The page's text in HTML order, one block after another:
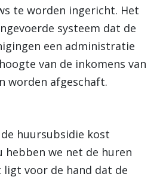
te worden ingericht. Het
systeem dat de
een administratie
van de inkomens van
worden afgeschaft.
huursubsidie kost
hebben we net de huren
voor de hand dat de